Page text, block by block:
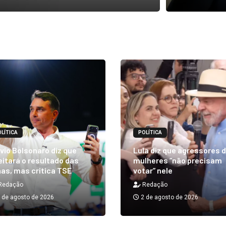
Bolsonaro diz que
o resultado das
mas critica TSE
de agosto de 2026
POLÍTICA
Lula diz que agressores
mulheres “não precisam
votar” nele
Redação
2 de agosto de 2026